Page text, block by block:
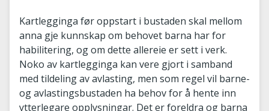
Kartlegginga før oppstart i bustaden skal mellom
anna gje kunnskap om behovet barna har for
habilitering, og om dette allereie er sett i verk.
Noko av kartlegginga kan vere gjort i samband
med tildeling av avlasting, men som regel vil barne-
og avlastingsbustaden ha behov for å hente inn
ytterlegare opplysningar. Det er foreldra og barna